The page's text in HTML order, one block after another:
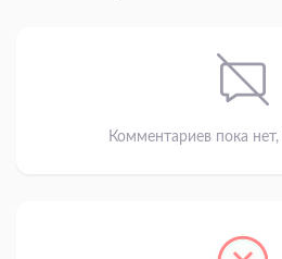
Комментариев пока